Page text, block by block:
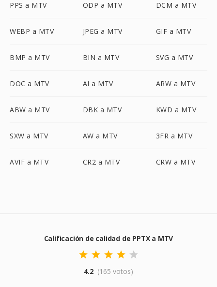
PPS a MTV ODP a MTV DCM a MTV
WEBP a MTV JPEG a MTV GIF a MTV
BMP a MTV BIN a MTV SVG a MTV
DOC a MTV AI a MTV ARW a MTV
ABW a MTV DBK a MTV KWD a MTV
SXW a MTV AW a MTV 3FR a MTV
AVIF a MTV CR2 a MTV CRW a MTV
Calificación de calidad de PPTX a MTV
4.2 (165 votos)